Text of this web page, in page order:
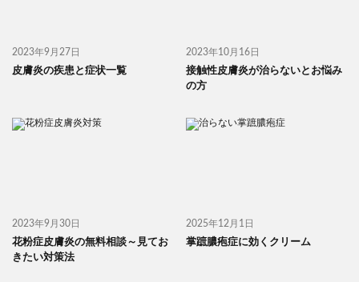
2023年9月27日
皮膚炎の疾患と症状一覧
2023年10月16日
接触性皮膚炎が治らないとお悩み
の方
2023年9月30日
花粉症皮膚炎の無料相談～見てお
きたい対策法
2025年12月1日
掌蹠膿疱症に効くクリーム